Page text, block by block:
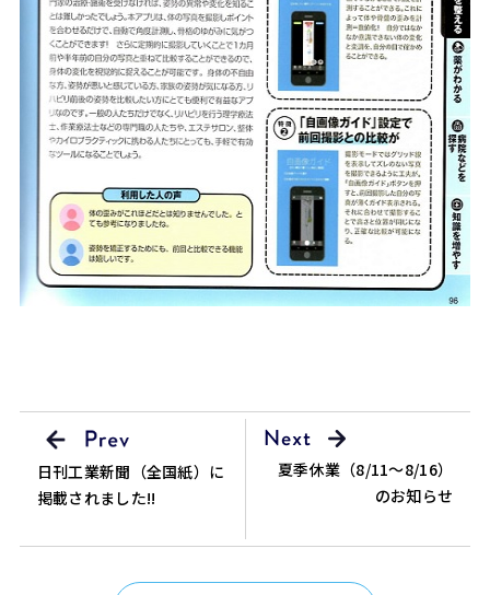
日刊工業新聞（全国紙）に
掲載されました!!
夏季休業（8/11～8/16）
のお知らせ